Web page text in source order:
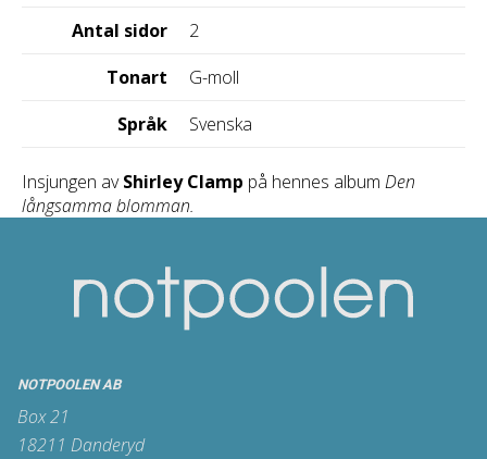
Antal sidor
2
Tonart
G-moll
Språk
Svenska
Insjungen avShirley Clamp på hennes album Den
långsamma blomman.
NOTPOOLEN AB
Box 21
18211 Danderyd